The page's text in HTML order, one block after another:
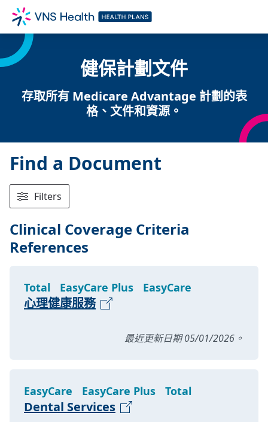
健保計劃文件
存取所有 Medicare Advantage 計劃的表
格、文件和資源。
Find a Document
Filters
Clinical Coverage Criteria
References
Total EasyCare Plus EasyCare
心理健康服務
最近更新日期 05/01/2026。
EasyCare EasyCare Plus Total
Dental Services